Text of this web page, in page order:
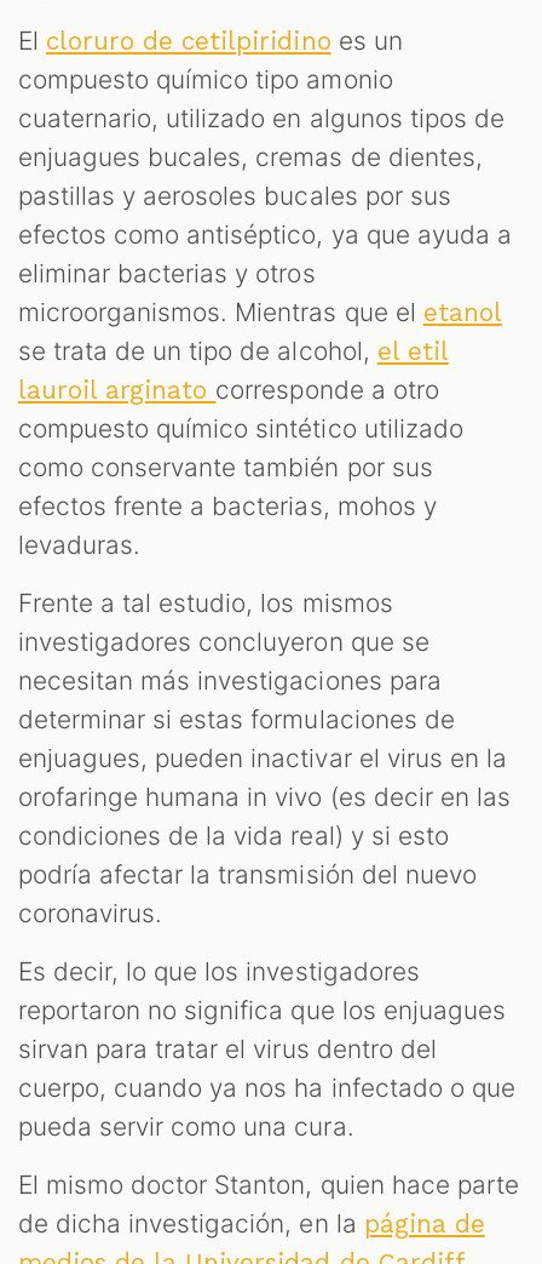
El cloruro de cetilpiridino es un
compuesto químico tipo amonio
cuaternario, utilizado en algunos tipos de
enjuagues bucales, cremas de dientes,
pastillas y aerosoles bucales por sus
efectos como antiséptico, ya que ayuda a
eliminar bacterias y otros
microorganismos. Mientras que el etanol
se trata de un tipo de alcohol, el etil
lauroil arginato corresponde a otro
compuesto químico sintético utilizado
como conservante también por sus
efectos frente a bacterias, mohos y
levaduras.
Frente a tal estudio, los mismos
investigadores concluyeron que se
necesitan más investigaciones para
determinar si estas formulaciones de
enjuagues, pueden inactivar el virus en la
orofaringe humana in vivo (es decir en las
condiciones de la vida real) y si esto
podría afectar la transmisión del nuevo
coronavirus.
Es decir, lo que los investigadores
reportaron no significa que los enjuagues
sirvan para tratar el virus dentro del
cuerpo, cuando ya nos ha infectado o que
pueda servir como una cura.
El mismo doctor Stanton, quien hace parte
de dicha investigación, en la página de